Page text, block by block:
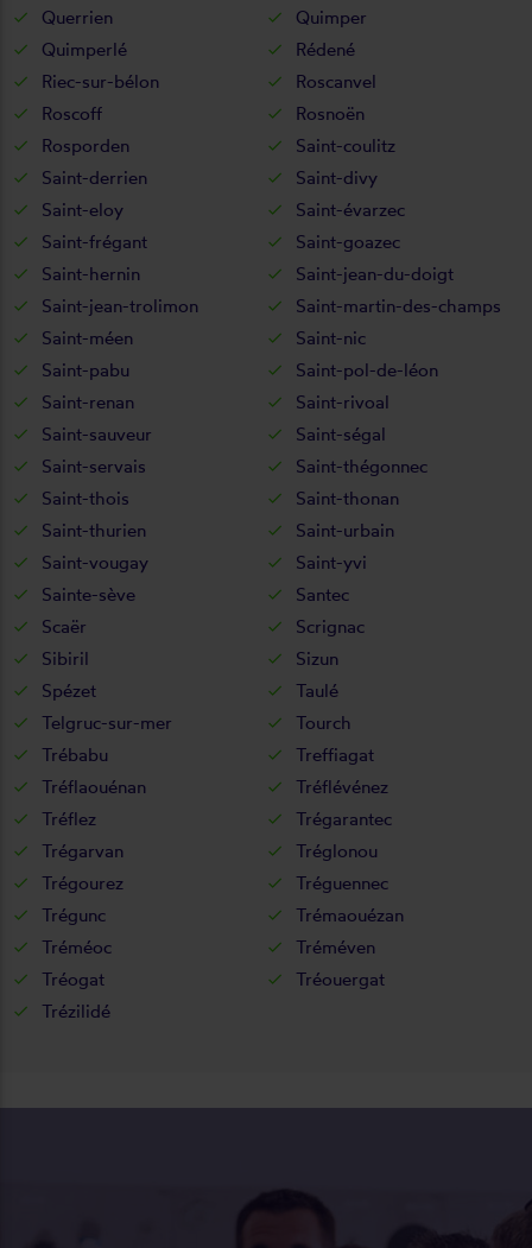
Querrien
Quimper
Quimperlé
Rédené
Riec-sur-bélon
Roscanvel
Roscoff
Rosnoën
Rosporden
Saint-coulitz
Saint-derrien
Saint-divy
Saint-eloy
Saint-évarzec
Saint-frégant
Saint-goazec
Saint-hernin
Saint-jean-du-doigt
Saint-jean-trolimon
Saint-martin-des-champs
Saint-méen
Saint-nic
Saint-pabu
Saint-pol-de-léon
Saint-renan
Saint-rivoal
Saint-sauveur
Saint-ségal
Saint-servais
Saint-thégonnec
Saint-thois
Saint-thonan
Saint-thurien
Saint-urbain
Saint-vougay
Saint-yvi
Sainte-sève
Santec
Scaër
Scrignac
Sibiril
Sizun
Spézet
Taulé
Telgruc-sur-mer
Tourch
Trébabu
Treffiagat
Tréflaouénan
Tréflévénez
Tréflez
Trégarantec
Trégarvan
Tréglonou
Trégourez
Tréguennec
Trégunc
Trémaouézan
Tréméoc
Tréméven
Tréogat
Tréouergat
Trézilidé